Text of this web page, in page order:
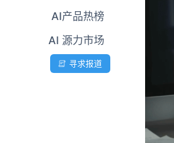
AI产品热榜
AI 源力市场
寻求报道